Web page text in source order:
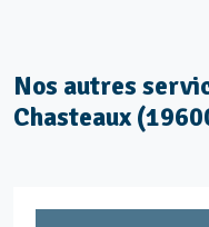
Nos autres
Chasteaux